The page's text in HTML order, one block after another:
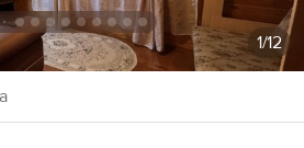
объект
1/12